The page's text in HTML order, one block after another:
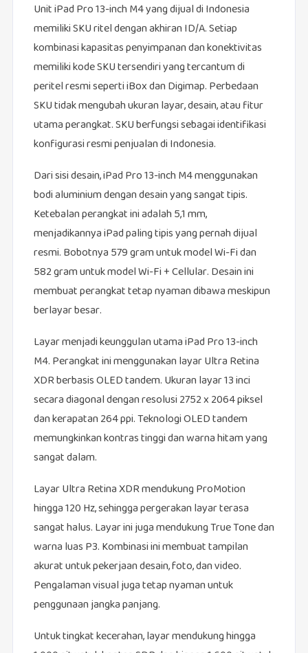
Unit iPad Pro 13-inch M4 yang dijual di Indonesia
memiliki SKU ritel dengan akhiran ID/A. Setiap
kombinasi kapasitas penyimpanan dan konektivitas
memiliki kode SKU tersendiri yang tercantum di
peritel resmi seperti iBox dan Digimap. Perbedaan
SKU tidak mengubah ukuran layar, desain, atau fitur
utama perangkat. SKU berfungsi sebagai identifikasi
konfigurasi resmi penjualan di Indonesia.
Dari sisi desain, iPad Pro 13-inch M4 menggunakan
bodi aluminium dengan desain yang sangat tipis.
Ketebalan perangkat ini adalah 5,1 mm,
menjadikannya iPad paling tipis yang pernah dijual
resmi. Bobotnya 579 gram untuk model Wi-Fi dan
582 gram untuk model Wi-Fi + Cellular. Desain ini
membuat perangkat tetap nyaman dibawa meskipun
berlayar besar.
Layar menjadi keunggulan utama iPad Pro 13-inch
M4. Perangkat ini menggunakan layar Ultra Retina
XDR berbasis OLED tandem. Ukuran layar 13 inci
secara diagonal dengan resolusi 2752 x 2064 piksel
dan kerapatan 264 ppi. Teknologi OLED tandem
memungkinkan kontras tinggi dan warna hitam yang
sangat dalam.
Layar Ultra Retina XDR mendukung ProMotion
hingga 120 Hz, sehingga pergerakan layar terasa
sangat halus. Layar ini juga mendukung True Tone dan
warna luas P3. Kombinasi ini membuat tampilan
akurat untuk pekerjaan desain, foto, dan video.
Pengalaman visual juga tetap nyaman untuk
penggunaan jangka panjang.
Untuk tingkat kecerahan, layar mendukung hingga